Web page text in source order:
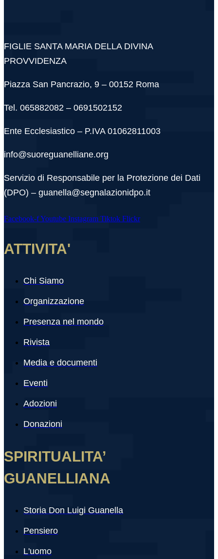
FIGLIE SANTA MARIA DELLA DIVINA
PROVVIDENZA
Piazza San Pancrazio, 9 – 00152 Roma
Tel. 065882082 – 0691502152
Ente Ecclesiastico – P.IVA 01062811003
info@suoreguanelliane.org
Servizio di Responsabile per la Protezione dei Dati
(DPO) – guanella@segnalazionidpo.it
Facebook-fYoutube Instagram Tiktok Flickr
ATTIVITA'
Chi Siamo
Organizzazione
Presenza nel mondo
Rivista
Media e documenti
Eventi
Adozioni
Donazioni
SPIRITUALITA’
GUANELLIANA
Storia Don Luigi Guanella
Pensiero
L'uomo